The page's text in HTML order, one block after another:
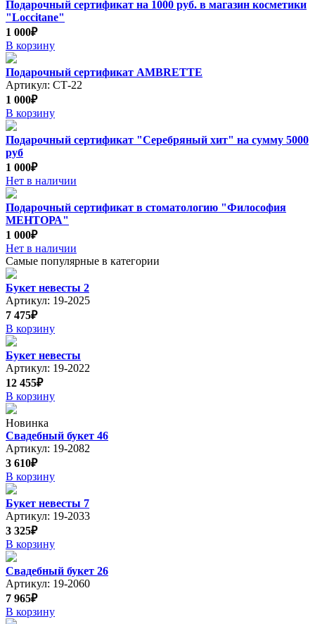
Подарочный сертификат на 1000 руб. в магазин косметики
"Loccitane"
1 000₽
В корзину
Подарочный сертификат AMBRETTE
Артикул: СТ-22
1 000₽
В корзину
Подарочный сертификат "Серебряный хит" на сумму 5000
руб
1 000₽
Нет в наличии
Подарочный сертификат в стоматологию "Философия
МЕНТОРА"
1 000₽
Нет в наличии
Самые популярные в категории
Букет невесты 2
Артикул: 19-2025
7 475₽
В корзину
Букет невесты
Артикул: 19-2022
12 455₽
В корзину
Новинка
Свадебный букет 46
Артикул: 19-2082
3 610₽
В корзину
Букет невесты 7
Артикул: 19-2033
3 325₽
В корзину
Свадебный букет 26
Артикул: 19-2060
7 965₽
В корзину